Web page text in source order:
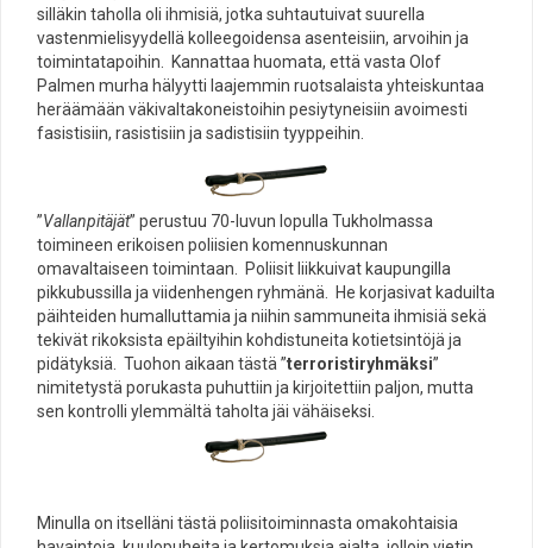
silläkin taholla oli ihmisiä, jotka suhtautuivat suurella
vastenmielisyydellä kolleegoidensa asenteisiin, arvoihin ja
toimintatapoihin. Kannattaa huomata, että vasta Olof
Palmen murha hälyytti laajemmin ruotsalaista yhteiskuntaa
heräämään väkivaltakoneistoihin pesiytyneisiin avoimesti
fasistisiin, rasistisiin ja sadistisiin tyyppeihin.
”Vallanpitäjät” perustuu 70-luvun lopulla Tukholmassa
toimineen erikoisen poliisien komennuskunnan
omavaltaiseen toimintaan. Poliisit liikkuivat kaupungilla
pikkubussilla ja viidenhengen ryhmänä. He korjasivat kaduilta
päihteiden humalluttamia ja niihin sammuneita ihmisiä sekä
tekivät rikoksista epäiltyihin kohdistuneita kotietsintöjä ja
pidätyksiä. Tuohon aikaan tästä ”terroristiryhmäksi”
nimitetystä porukasta puhuttiin ja kirjoitettiin paljon, mutta
sen kontrolli ylemmältä taholta jäi vähäiseksi.
Minulla on itselläni tästä poliisitoiminnasta omakohtaisia